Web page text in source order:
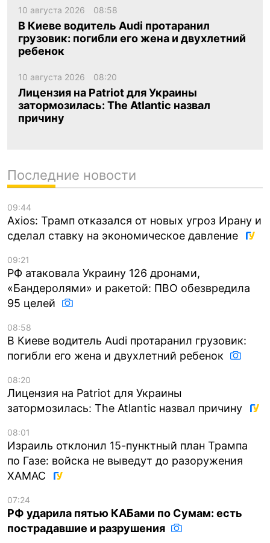
10 августа 2026 08:58
В Киеве водитель Audi протаранил
грузовик: погибли его жена и двухлетний
ребенок
10 августа 2026 08:20
Лицензия на Patriot для Украины
затормозилась: The Atlantic назвал
причину
Последние новости
09:44
Axios: Трамп отказался от новых угроз Ирану и
сделал ставку на экономическое давление
09:21
РФ атаковала Украину 126 дронами,
«Бандеролями» и ракетой: ПВО обезвредила
95 целей
08:58
В Киеве водитель Audi протаранил грузовик:
погибли его жена и двухлетний ребенок
08:20
Лицензия на Patriot для Украины
затормозилась: The Atlantic назвал причину
08:01
Израиль отклонил 15-пунктный план Трампа
по Газе: войска не выведут до разоружения
ХАМАС
07:24
РФ ударила пятью КАБами по Сумам: есть
пострадавшие и разрушения